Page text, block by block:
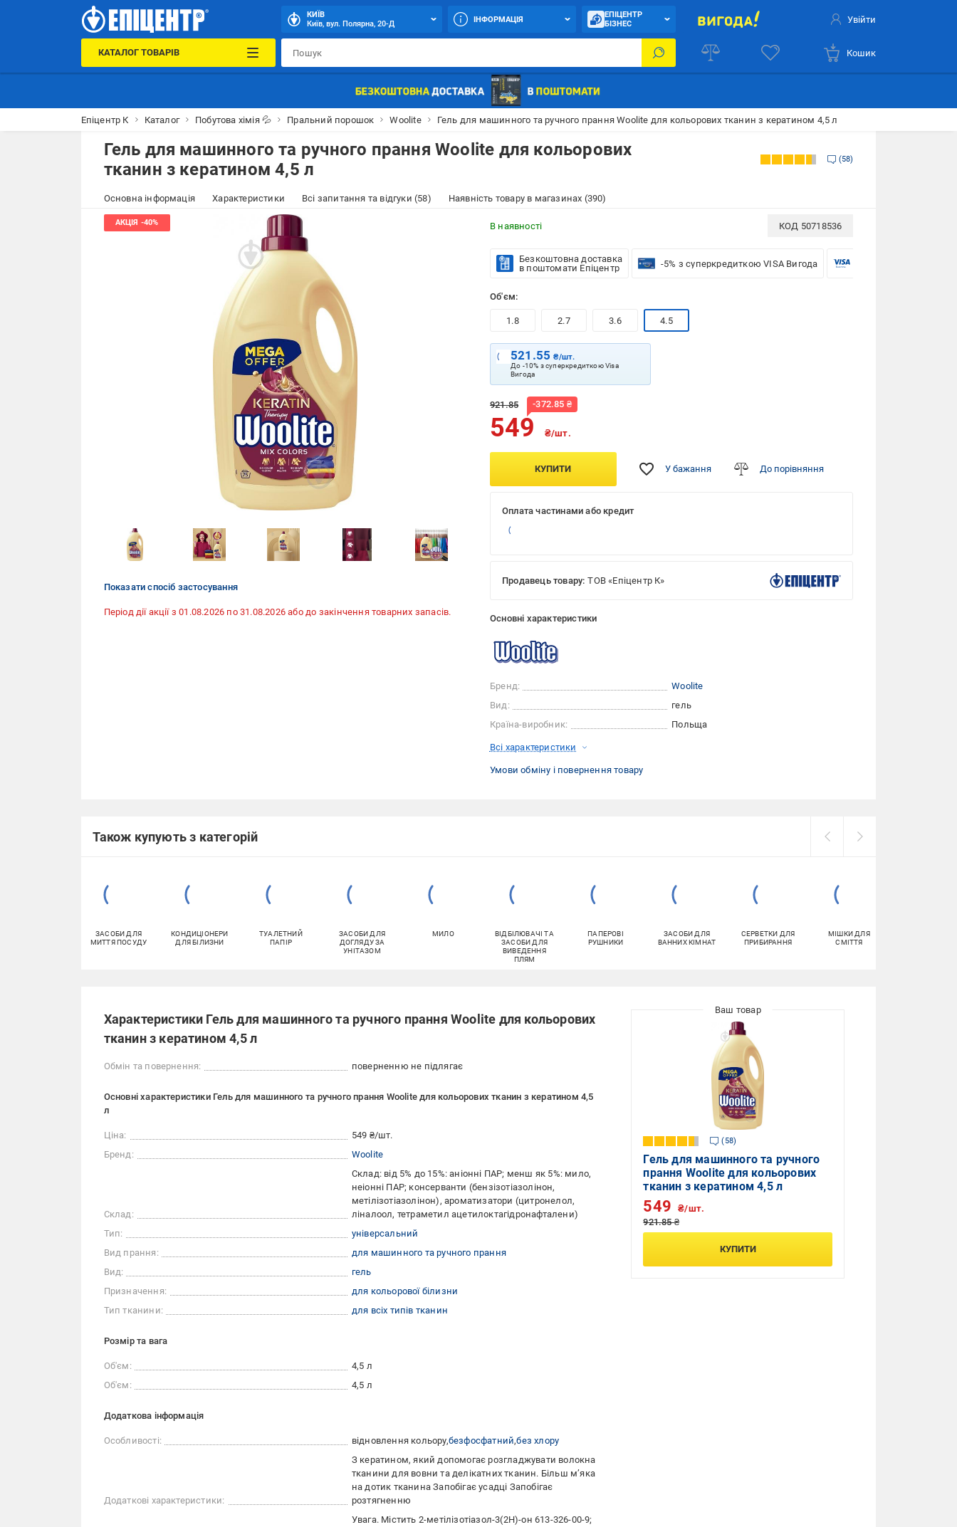
КИЇВ
Київ, вул. Полярна, 20-Д
ІНФОРМАЦІЯ
ЕПІЦЕНТР
БІЗНЕС
Увійти
КАТАЛОГ ТОВАРІВ Кошик
Епіцентр К Каталог Побутова хімія 💦 Пральний порошок Woolite Гель для машинного та ручного прання Woolite для кольорових тканин з кератином 4,5 л
Гель для машинного та ручного прання Woolite для кольорових
тканин з кератином 4,5 л
58
Основна інформація Характеристики Всі запитання та відгуки (58) Наявність товару в магазинах (390)
Показати спосіб застосування
Період дії акції з 01.08.2026 по 31.08.2026 або до закінчення товарних запасів.
В наявності КОД 50718536
Безкоштовна доставка
в поштомати Епіцентр
-5% з суперкредиткою VISA Вигода
Об'єм:
1.8 2.7 3.6 4.5
521.55₴/шт.
До -10% з суперкредиткою Visa
Вигода
921.85 -372.85 ₴
549 ₴/шт.
КУПИТИ У бажання До порівняння
Оплата частинами або кредит
Продавець товару: ТОВ «Епіцентр К»
Основні характеристики
Бренд:
Woolite
Вид:
гель
Країна-виробник:
Польща
Всі характеристики
Умови обміну і повернення товару
Також купують з категорій
ЗАСОБИ ДЛЯ
МИТТЯ ПОСУДУ
КОНДИЦІОНЕРИ
ДЛЯ БІЛИЗНИ
ТУАЛЕТНИЙ
ПАПІР
ЗАСОБИ ДЛЯ
ДОГЛЯДУ ЗА
УНІТАЗОМ
МИЛО
ВІДБІЛЮВАЧІ ТА
ЗАСОБИ ДЛЯ
ВИВЕДЕННЯ
ПЛЯМ
ПАПЕРОВІ
РУШНИКИ
ЗАСОБИ ДЛЯ
ВАННИХ КІМНАТ
СЕРВЕТКИ ДЛЯ
ПРИБИРАННЯ
МІШКИ ДЛЯ
СМІТТЯ
Характеристики Гель для машинного та ручного прання Woolite для кольорових
тканин з кератином 4,5 л
Обмін та повернення: поверненню не підлягає
Основні характеристики Гель для машинного та ручного прання Woolite для кольорових тканин з кератином 4,5
л
Ціна:
549 ₴/шт.
Бренд:
Woolite
Склад:
Склад: від 5% до 15%: аніонні ПАР; менш як 5%: мило,
неіонні ПАР; консерванти (бензізотіазолінон,
метілізотіазолінон), ароматизатори (цитронелол,
ліналоол, тетраметил ацетилоктагідронафталени)
Тип:
універсальний
Вид прання:
для машинного та ручного прання
Вид:
гель
Призначення:
для кольорової білизни
Тип тканини:
для всіх типів тканин
Розмір та вага
Об'єм:
4,5 л
Об'єм:
4,5 л
Додаткова інформація
Особливості: відновлення кольору безфосфатний без хлору
Додаткові характеристики:
З кератином, який допомогає розгладжувати волокна
тканини для вовни та делікатних тканин. Більш м’яка
на дотик тканина Запобігає усадці Запобігає
розтягненню
Увага. Містить 2-метілізотіазол-3(2H)-он 613-326-00-9;
58
Гель для машинного та ручного
прання Woolite для кольорових
тканин з кератином 4,5 л
921.85 ₴
549 ₴/шт.
КУПИТИ